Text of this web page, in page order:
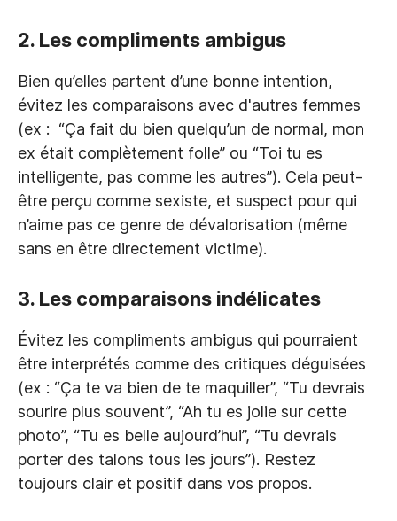
2. Les compliments ambigus
Bien qu’elles partent d’une bonne intention,
évitez les comparaisons avec d'autres femmes
(ex : “Ça fait du bien quelqu’un de normal, mon
ex était complètement folle” ou “Toi tu es
intelligente, pas comme les autres”). Cela peut-
être perçu comme sexiste, et suspect pour qui
n’aime pas ce genre de dévalorisation (même
sans en être directement victime).
3. Les comparaisons indélicates
Évitez les compliments ambigus qui pourraient
être interprétés comme des critiques déguisées
(ex : “Ça te va bien de te maquiller”, “Tu devrais
sourire plus souvent”, “Ah tu es jolie sur cette
photo”, “Tu es belle aujourd’hui”, “Tu devrais
porter des talons tous les jours”). Restez
toujours clair et positif dans vos propos.